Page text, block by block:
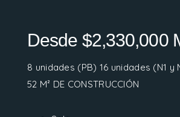
Desde $2,330,000
8 unidades (PB) 16 unidades (N1 y
52 M² DE CONSTRUCCIÓN